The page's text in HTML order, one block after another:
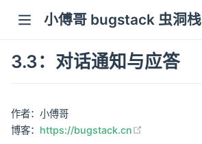
小傅哥 bugstack 虫洞栈
3.3：对话通知与应答
作者：小傅哥
博客： https://bugstack.cn